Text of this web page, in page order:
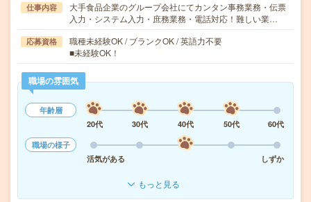
仕事内容
大手食品企業のグループ会社にてカンタン事務業務・伝票
入力・システム入力・庶務業務・電話対応！難しい業…
応募資格
職種未経験OK / ブランクOK / 英語力不要
■未経験OK！
職場の雰囲気
年齢層
20代
30代 40代 50代
60代
職場の様子
活気がある
しずか
もっと見る